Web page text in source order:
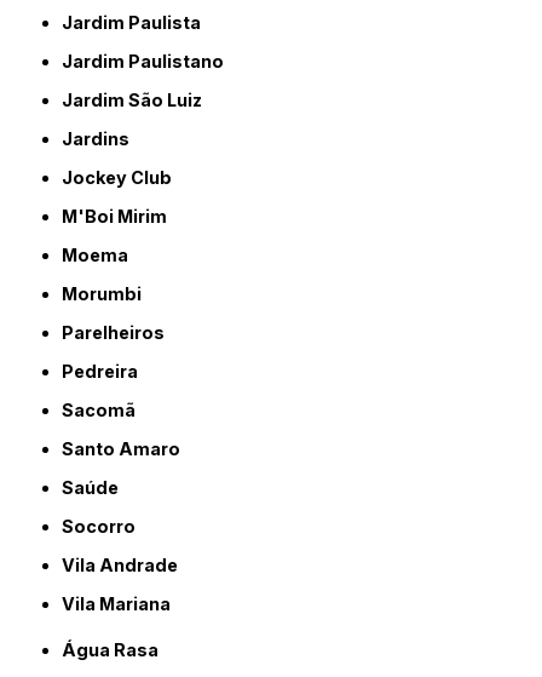
Jardim Paulista
Jardim Paulistano
Jardim São Luiz
Jardins
Jockey Club
M'Boi Mirim
Moema
Morumbi
Parelheiros
Pedreira
Sacomã
Santo Amaro
Saúde
Socorro
Vila Andrade
Vila Mariana
Água Rasa